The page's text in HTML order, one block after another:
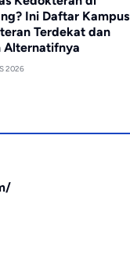
Ini Daftar Kampus
Terdekat dan
Alternatifnya
2026